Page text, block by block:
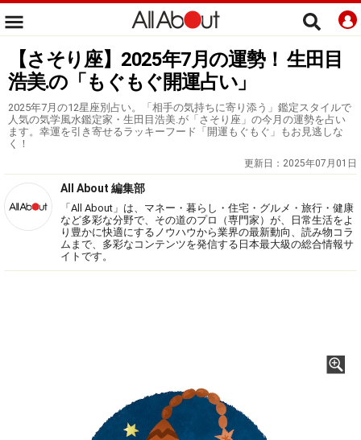
【さそり座】2025年7月の運勢！ 生田目
浩美.の「もぐもぐ開運占い」
2025年7月の12星座別占い。「相手の気持ちに寄り添う」鑑定スタイルで
人気の気学風水鑑定家・生田目浩美.が「さそり座」の今月の運勢を占い
ます。幸運を引き寄せるラッキーフード「開運もぐもぐ」もお見逃しな
く！
更新日： 2025年07月01日
All About 編集部
「All About」は、マネー・暮らし・住宅・グルメ・旅行・健康
など多彩な分野で、その道のプロ（専門家）が、日常生活をよ
り豊かに快適にするノウハウから業界の最新動向、読み物コラ
ムまで、多彩なコンテンツを発信する日本最大級の総合情報サ
イトです。